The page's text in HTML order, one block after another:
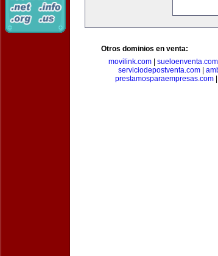
Otros dominios en venta:
movilink.com
sueloenventa.com
serviciodepostventa.com
prestamosparaempresas.com